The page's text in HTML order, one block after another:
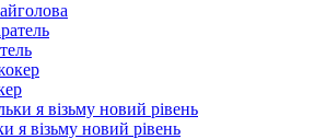
я візьму новий рівень